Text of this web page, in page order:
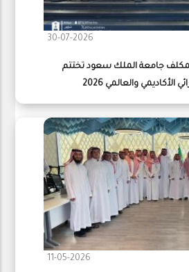
30-07-2026
جامعة الملك سعود تختتم
الأكاديمي والعالمي 2026
11-05-2026